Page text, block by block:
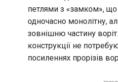
петлями з «замком»,
одночасно монолітну,
зовнішню частину
конструкції не
посиленнях прорізів